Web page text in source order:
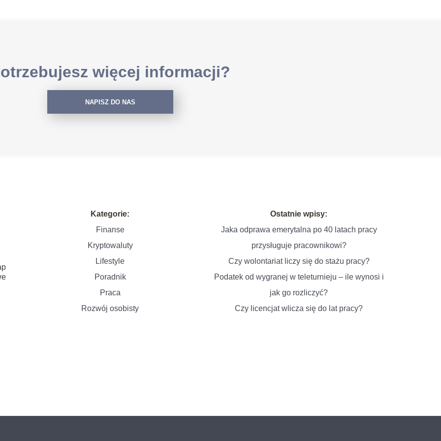
więcej informacji?
NAPISZ DO NAS
Kategorie:
Finanse
Kryptowaluty
Lifestyle
Poradnik
Praca
Rozwój osobisty
Ostatnie wpisy:
Jaka odprawa emerytalna po 40 latach pracy
przysługuje pracownikowi?
Czy wolontariat liczy się do stażu pracy?
Podatek od wygranej w teleturnieju – ile wynosi i
jak go rozliczyć?
Czy licencjat wlicza się do lat pracy?